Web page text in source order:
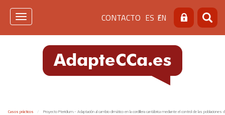
Pasar
Menú
de
cabecera
[contacto]
CONTACTO ES EN Buscar
Toggle
Casos prácticos Proyecto Pteridium.- Adaptación al cambio climático en la cordillera cantábrica mediante el control de las